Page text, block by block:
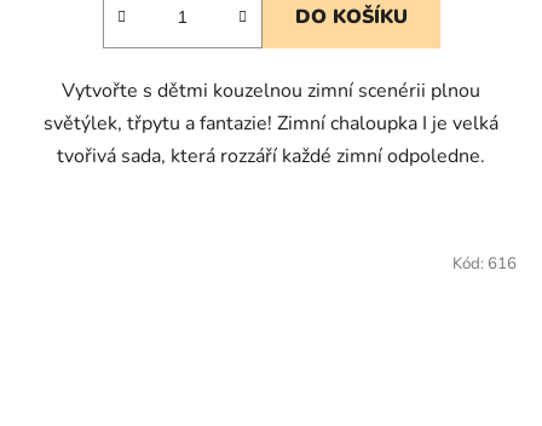
DO KOŠÍKU
Vytvořte s dětmi kouzelnou zimní scenérii plnou
světýlek, třpytu a fantazie! Zimní chaloupka I je velká
tvořivá sada, která rozzáří každé zimní odpoledne.
Kód: 616